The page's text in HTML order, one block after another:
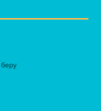
беру